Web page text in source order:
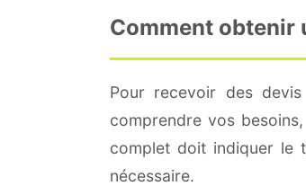
Comment obtenir
Pour recevoir des
comprendre vos
complet doit indiquer le
nécessaire.